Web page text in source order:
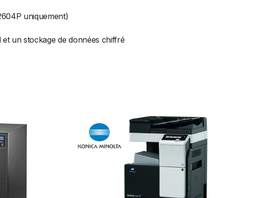
uniquement)
un stockage de données chiffré